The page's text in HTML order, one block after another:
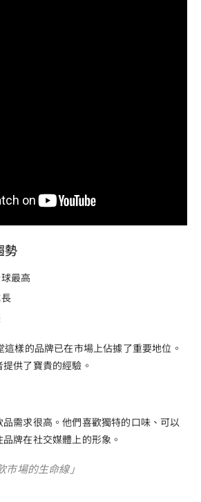
勢
最高
樣的品牌已在市場上佔據了重要地位。
供了寶貴的經驗。
需求很高。他們喜歡獨特的口味、可以
牌在社交媒體上的形象。
市場的生命線」